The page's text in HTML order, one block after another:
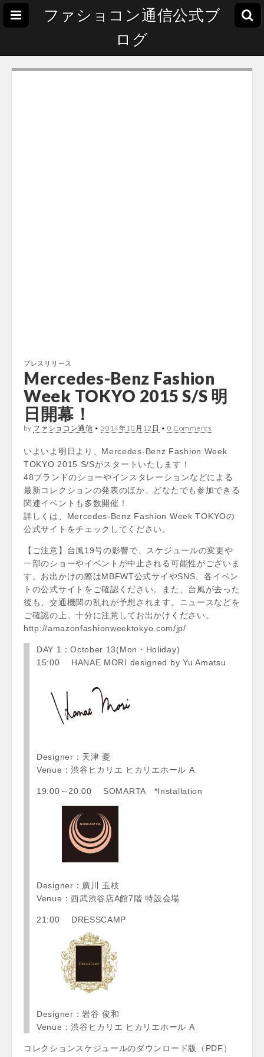
ファショコン通信公式ブ
ログ
プレスリリース
Mercedes-Benz Fashion
Week TOKYO 2015 S/S 明
日開幕！
by ファショコン通信 • 2014年10月12日 • 0 Comments
いよいよ明日より、Mercedes-Benz Fashion Week
TOKYO 2015 S/Sがスタートいたします！
48ブランドのショーやインスタレーションなどによる
最新コレクションの発表のほか、どなたでも参加できる
関連イベントも多数開催！
詳しくは、Mercedes-Benz Fashion Week TOKYOの
公式サイトをチェックしてください。
【ご注意】台風19号の影響で、スケジュールの変更や
一部のショーやイベントが中止される可能性がございま
す。お出かけの際はMBFWT公式サイやSNS、各イベン
トの公式サイトをご確認ください。また、台風が去った
後も、交通機関の乱れが予想されます。ニュースなどを
ご確認の上、十分に注意してお出かけください。
http://amazonfashionweektokyo.com/jp/
DAY 1：October 13(Mon・Holiday)
15:00 HANAE MORI designed by Yu Amatsu
Designer：天津 憂
Venue：渋谷ヒカリエ ヒカリエホール A
19:00～20:00 SOMARTA *Installation
Designer：廣川 玉枝
Venue：西武渋谷店A館7階 特設会場
21:00 DRESSCAMP
Designer：岩谷 俊和
Venue：渋谷ヒカリエ ヒカリエホール A
コレクションスケジュールのダウンロード版（PDF）